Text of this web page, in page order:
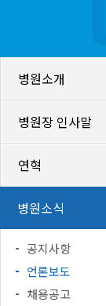
병원소개
병원장 인사말
연혁
병원소식
공지사항
언론보도
채용공고